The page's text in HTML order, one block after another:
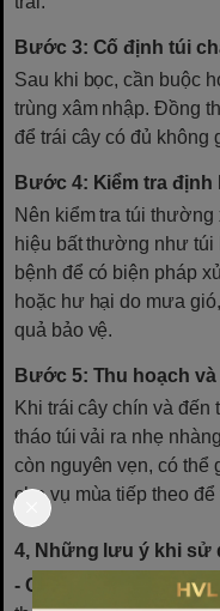
Bước 3: Cố định túi
Sau khi bọc, cần buộc
trùng xâm nhập. Đồng
để trái cây có đủ không
Bước 4: Kiểm tra định
Nên kiểm tra túi
hiệu bất thường như túi
bệnh để có biện pháp
hoặc hư hại do mưa
quả bảo vệ.
Bước 5: Thu hoạch
Khi trái cây chín và đến
tháo túi vải ra nhẹ
còn nguyên vẹn, có thể
cho vụ mùa tiếp theo
4, Những lưu ý khi sử
- Chọn túi có chất